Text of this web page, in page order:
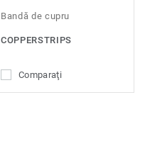
Bandă de cupru
COPPERSTRIPS
Comparaţi